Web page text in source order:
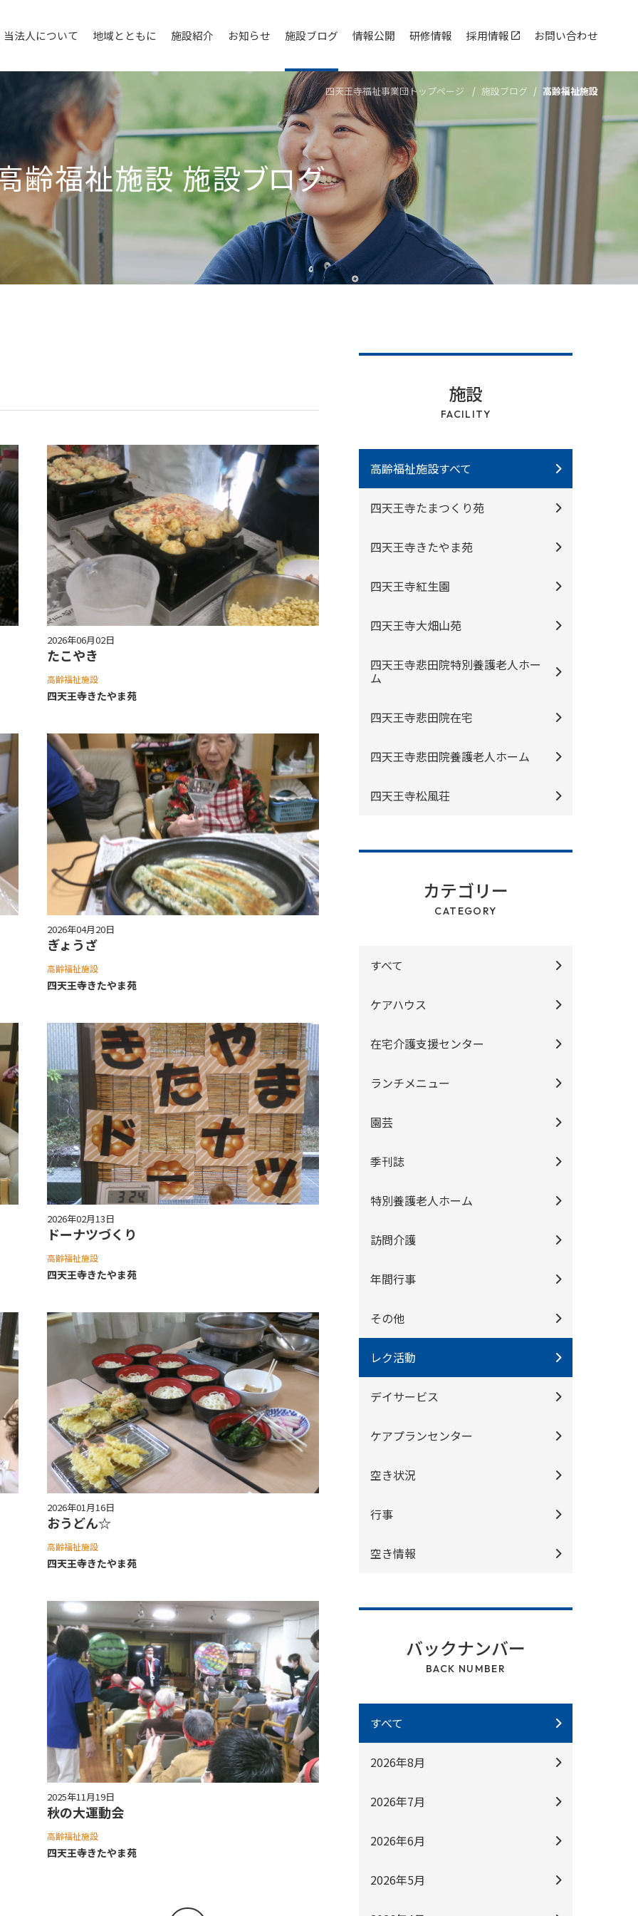
当法人について 地域とともに 施設紹介 お知らせ 施設ブログ 情報公開 研修情報 採用情報 お問い合わせ
四天王寺福祉事業団トップページ 施設ブログ 高齢福祉施設
齢福祉施設施設ブログ
2026年06月02日
たこやき
高齢福祉施設
四天王寺きたやま苑
2026年04月20日
ぎょうざ
高齢福祉施設
四天王寺きたやま苑
2026年02月13日
ドーナツづくり
高齢福祉施設
四天王寺きたやま苑
2026年01月16日
おうどん☆
高齢福祉施設
四天王寺きたやま苑
2025年11月19日
秋の大運動会
高齢福祉施設
四天王寺きたやま苑
施設
FACILITY
高齢福祉施設すべて
四天王寺たまつくり苑
四天王寺きたやま苑
四天王寺紅⽣園
四天王寺⼤畑⼭苑
四天王寺悲⽥院特別養護⽼⼈ホー
ム
四天王寺悲⽥院在宅
四天王寺悲⽥院養護⽼⼈ホーム
四天王寺松⾵荘
カテゴリー
CATEGORY
すべて
ケアハウス
在宅介護支援センター
ランチメニュー
園芸
季刊誌
特別養護老人ホーム
訪問介護
年間行事
その他
レク活動
デイサービス
ケアプランセンター
空き状況
行事
空き情報
バックナンバー
BACK NUMBER
すべて
2026年8月
2026年7月
2026年6月
2026年5月